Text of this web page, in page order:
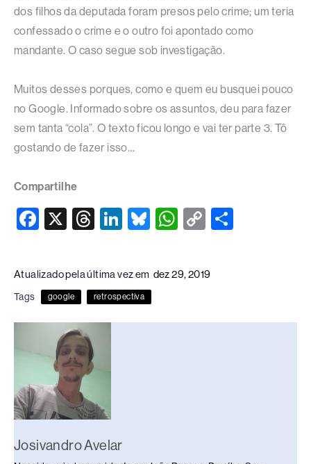
dos filhos da deputada foram presos pelo crime; um teria
confessado o crime e o outro foi apontado como
mandante. O caso segue sob investigação.
Muitos desses porques, como e quem eu busquei pouco
no Google. Informado sobre os assuntos, deu para fazer
sem tanta “cola”. O texto ficou longo e vai ter parte 3. Tô
gostando de fazer isso…
Compartilhe
F
e
b
o
o
X
T
a
d
s
Li
e
dI
n
Bl
sk
y
W
s
p
C
y
n
Atualizado pela última vez em dez 29, 2019
Tags google retrospectiva
Josivandro Avelar